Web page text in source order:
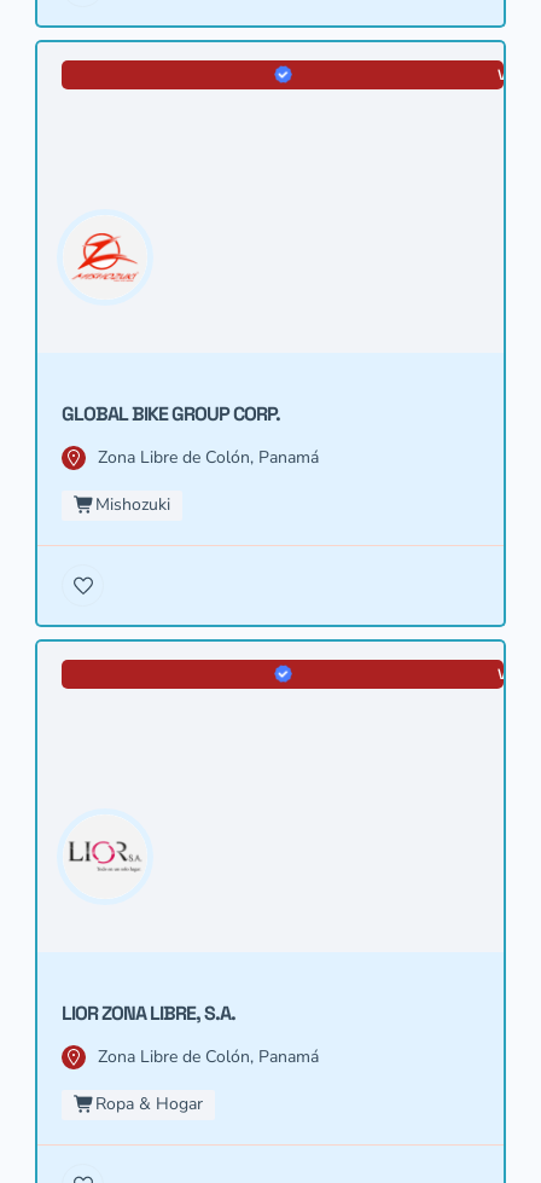
GLOBAL BIKE GROUP CORP.
Zona Libre de Colón, Panamá
Mishozuki
LIOR ZONA LIBRE, S.A.
Zona Libre de Colón, Panamá
Ropa & Hogar